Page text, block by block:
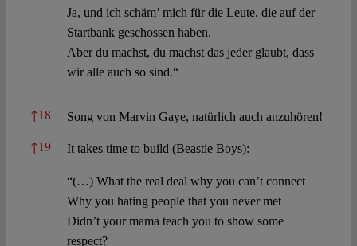
Ja, und ich schäm’ mich für die Leute, die auf der
Startbank geschossen haben.
Aber du machst, du machst das jeder glaubt, dass
wir alle auch so sind.“
↑18 Song von Marvin Gaye, natürlich auch anzuhören!
↑19 It takes time to build (Beastie Boys):
“(…) What the real deal why you can’t connect
Why you hating people that you never met
Didn’t your mama teach you to show some
respect?